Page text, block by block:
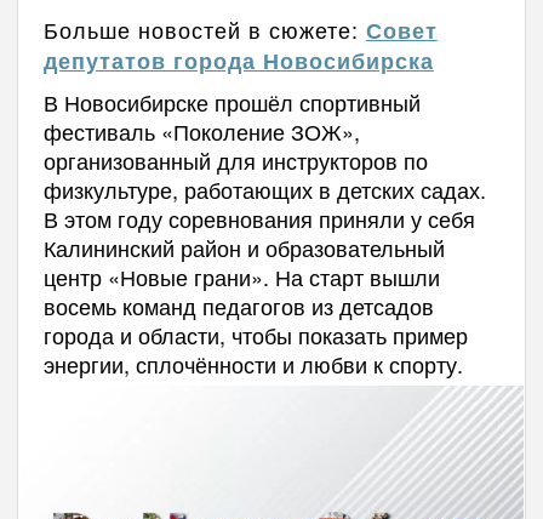
Больше новостей в сюжете: Совет
депутатов города Новосибирска
В Новосибирске прошёл спортивный
фестиваль «Поколение ЗОЖ»,
организованный для инструкторов по
физкультуре, работающих в детских садах.
В этом году соревнования приняли у себя
Калининский район и образовательный
центр «Новые грани». На старт вышли
восемь команд педагогов из детсадов
города и области, чтобы показать пример
энергии, сплочённости и любви к спорту.